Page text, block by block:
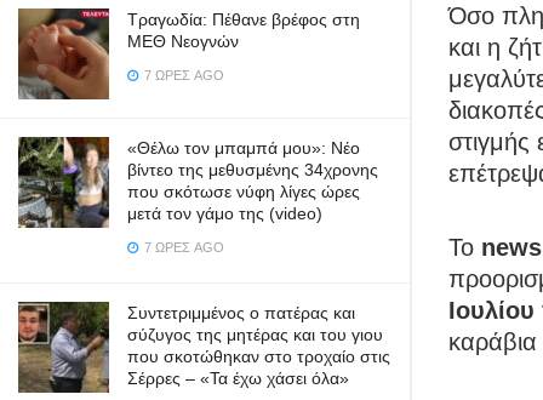
Τραγωδία: Πέθανε βρέφος στη
ΜΕΘ Νεογνών
7 ΏΡΕΣ AGO
«Θέλω τον μπαμπά μου»: Νέο
βίντεο της μεθυσμένης 34χρονης
που σκότωσε νύφη λίγες ώρες
μετά τον γάμο της (video)
7 ΏΡΕΣ AGO
Συντετριμμένος ο πατέρας και
σύζυγος της μητέρας και του γιου
που σκοτώθηκαν στο τροχαίο στις
Σέρρες – «Τα έχω χάσει όλα»
Όσο
και η
στιγμής
Το
Ιουλίου